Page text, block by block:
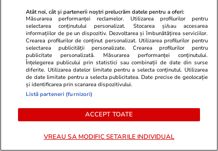
ULTIMELE ȘTIRI
Fotbal 22:24
La ce oră e Franța – Anglia, finala mică de la
Mondialul de fotbal și cine transmite la TV /
Mesajul lui Mbappe pentru antrenorul său:
„Azi e ultimul tău dans”
Politică 22:05
Cum a aflat primarul Chișinăului înaintea lui
Bolojan că Adrian Veștea va fi propus premier
Atât noi, cât și partenerii noștri prelucrăm datele pentru a oferi:
Măsurarea performanței reclamelor. Utilizarea profilurilor pentru
selectarea conținutului personalizat. Stocarea și/sau accesarea
informațiilor de pe un dispozitiv. Dezvoltarea și îmbunătățirea serviciilor.
Crearea profilurilor de conținut personalizat. Utilizarea profilurilor pentru
selectarea publicității personalizate. Crearea profilurilor pentru
publicitate personalizată. Măsurarea performanței conținutului.
Înțelegerea publicului prin statistici sau combinații de date din surse
diferite. Utilizarea datelor limitate pentru a selecta conținutul. Utilizarea
de date limitate pentru a selecta publicitatea. Date precise de geolocație
și identificarea prin scanarea dispozitivului.
Listă parteneri (furnizori)
ACCEPT TOATE
VREAU SA MODIFIC SETARILE INDIVIDUAL